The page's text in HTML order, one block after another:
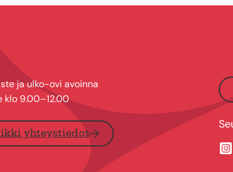
ja ulko-ovi avoinna
klo 9.00–12.00
yhteystiedot